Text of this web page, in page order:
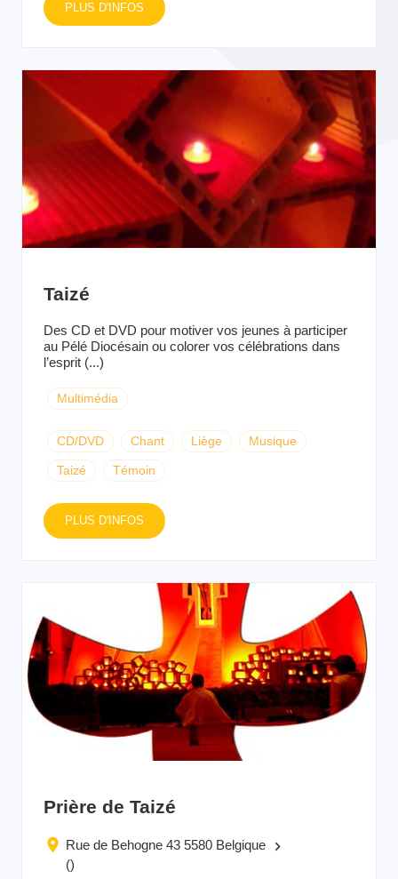
PLUS D'INFOS
Taizé
Des CD et DVD pour motiver vos jeunes à participer
au Pélé Diocésain ou colorer vos célébrations dans
l’esprit (...)
Multimédia
CD/DVD Chant Liège Musique
Taizé Témoin
PLUS D'INFOS
Prière de Taizé
Rue de Behogne 43 5580 Belgique keyboard_arrow_right
()